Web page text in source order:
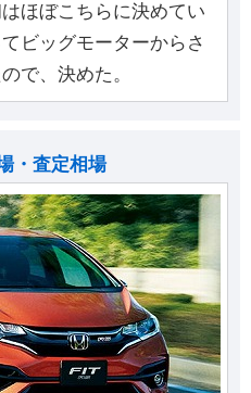
ほぼこちらに決めてい
ビッグモーターからさ
で、決めた。
・査定相場